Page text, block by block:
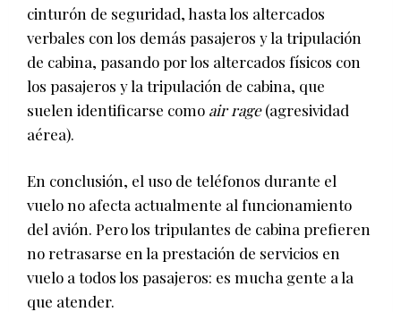
cinturón de seguridad, hasta los altercados
verbales con los demás pasajeros y la tripulación
de cabina, pasando por los altercados físicos con
los pasajeros y la tripulación de cabina, que
suelen identificarse como air rage(agresividad
aérea).
En conclusión, el uso de teléfonos durante el
vuelo no afecta actualmente al funcionamiento
del avión. Pero los tripulantes de cabina prefieren
no retrasarse en la prestación de servicios en
vuelo a todos los pasajeros: es mucha gente a la
que atender.